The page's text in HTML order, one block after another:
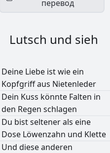
перевод
Lutsch und sieh
Deine Liebe istwie ein
Kopfgriffaus Nietenleder
Dein Kuss könnte Falten in
den Regen schlagen
Du bistseltenerals eine
Dose Löwenzahn und Klette
Und dieseanderen